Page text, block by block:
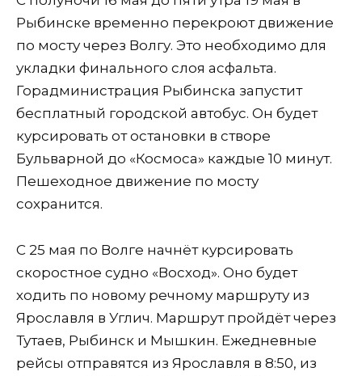
Рыбинске временно перекроют движение
по мосту через Волгу. Это необходимо для
укладки финального слоя асфальта.
Горадминистрация Рыбинска запустит
бесплатный городской автобус. Он будет
курсировать от остановки в створе
Бульварной до «Космоса» каждые 10 минут.
Пешеходное движение по мосту
сохранится.
С 25 мая по Волге начнёт курсировать
скоростное судно «Восход». Оно будет
ходить по новому речному маршруту из
Ярославля в Углич. Маршрут пройдёт через
Тутаев, Рыбинск и Мышкин. Ежедневные
рейсы отправятся из Ярославля в 8:50, из